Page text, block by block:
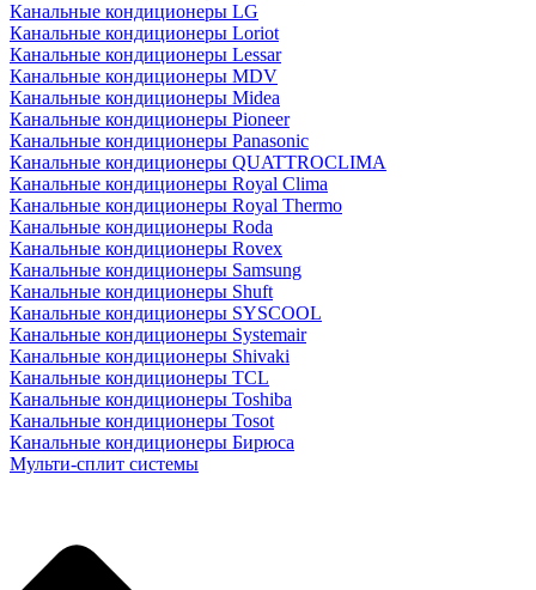
Канальные кондиционеры LG
Канальные кондиционеры Loriot
Канальные кондиционеры Lessar
Канальные кондиционеры MDV
Канальные кондиционеры Midea
Канальные кондиционеры Pioneer
Канальные кондиционеры Panasonic
Канальные кондиционеры QUATTROCLIMA
Канальные кондиционеры Royal Clima
Канальные кондиционеры Royal Thermo
Канальные кондиционеры Roda
Канальные кондиционеры Rovex
Канальные кондиционеры Samsung
Канальные кондиционеры Shuft
Канальные кондиционеры SYSCOOL
Канальные кондиционеры Systemair
Канальные кондиционеры Shivaki
Канальные кондиционеры TCL
Канальные кондиционеры Toshiba
Канальные кондиционеры Tosot
Канальные кондиционеры Бирюса
Мульти-сплит системы